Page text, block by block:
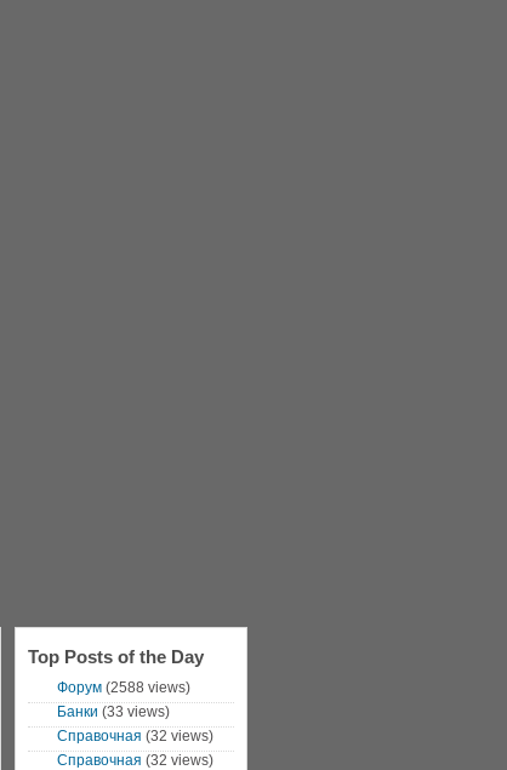
Top Posts of the Day
Форум(2588 views)
Банки (33 views)
Справочная (32 views)
Справочная (32 views)